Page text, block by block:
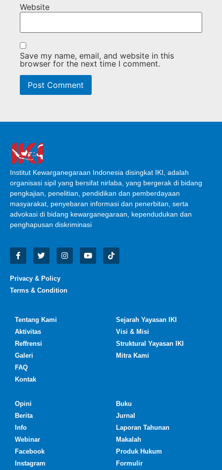
Website
Save my name, email, and website in this
browser for the next time I comment.
Institut Kewarganegaraan Indonesia disingkat IKI, adalah
organisasi sipil yang bersifat nirlaba, yang bergerak di bidang
pengkajian, penelitian, pendidikan dan pemberdayaan
masyarakat, penyebaran informasi dan penerbitan, serta
advokasi di bidang kewarganegaraan, kependudukan dan
penghapusan diskriminasi
Privacy & Policy
Terms & Condition
Tentang Kami
Aktivitas
Reffrensi
Galeri
FAQ
Kontak
Sejarah Yayasan IKI
Visi & Misi
Struktural Yayasan IKI
Mitra Kami
Opini
Berita
Info
Webinar
Facebook
Instagram
Buku
Jurnal
Laporan Tahunan
Makalah
Produk Hukum
Formulir